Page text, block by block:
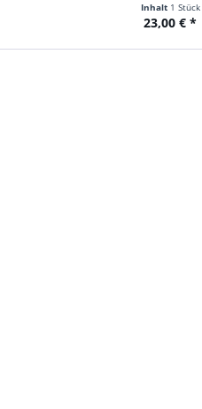
Inhalt 1 Stück
23,00 € *